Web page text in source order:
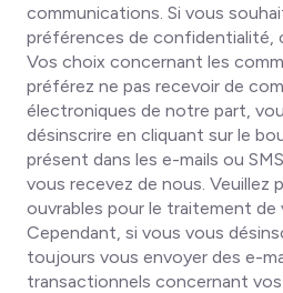
communications. Si vous
préférences de confidentialité,
Vos choix concernant les
préférez ne pas recevoir de
électroniques de notre part,
désinscrire en cliquant sur le
présent dans les e-mails ou
vous recevez de nous. Veuillez
ouvrables pour le traitement de
Cependant, si vous vous
toujours vous envoyer des e-
transactionnels concernant